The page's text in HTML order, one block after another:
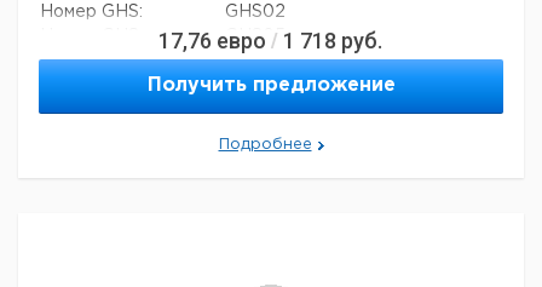
Номер GHS:
GHS02
GHS05
Номер GHS:
GHS06
Сигнальное слово:
Опасность
предосторожности:
P273, P280, P305, +, P351, +,
P338, P310
17,76 евро / 1 718 руб.
Получить предложение
Подробнее